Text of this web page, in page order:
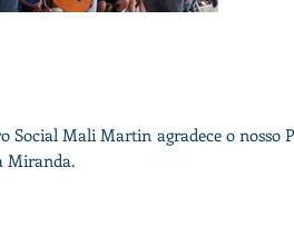
Social Mali Martin agradece o nosso
Miranda.